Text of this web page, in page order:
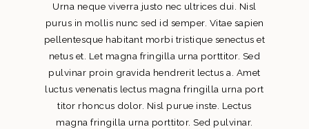
Urna neque viverra justo nec ultrices dui. Nisl
purus in mollis nunc sed id semper. Vitae sapien
pellentesque habitant morbi tristique senectus et
netus et. Let magna fringilla urna porttitor. Sed
pulvinar proin gravida hendrerit lectus a. Amet
luctus venenatis lectus magna fringilla urna port
titor rhoncus dolor. Nisl purue inste. Lectus
magna fringilla urna porttitor. Sed pulvinar.